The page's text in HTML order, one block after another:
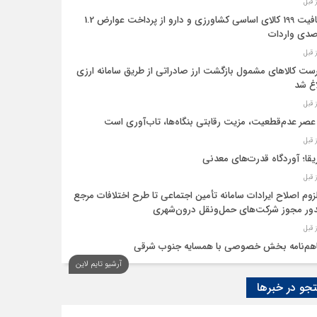
معافیت 199 کالای اساسی کشاورزی و دارو از پرداخت عوارض 1.2
واردات
کالاهای مشمول بازگشت ارز صادراتی از طریق سامانه ارزی
شد
عصر عدم‌قطعیت، مزیت رقابتی بنگاه‌ها، تاب‌آوری است
آوردگاه قدرت‌های معدنی
اصلاح ایرادات سامانه تأمین اجتماعی تا طرح اختلافات مرجع
مجوز شرکت‌های حمل‌ونقل درون‌شهری
بخش خصوصی با همسایه جنوب شرقی
اقتصاد‌ها از هوش مصنوعی
آرشیو تایم لاین
در خبرها